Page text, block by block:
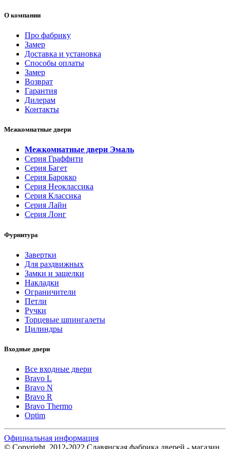
О компании
Про фабрику
Замер
Доставка и установка
Способы оплаты
Замер
Возврат
Гарантия
Дилерам
Контакты
Межкомнатные двери
Межкомнатные двери Эмаль
Серия Граффити
Серия Багет
Серия Барокко
Серия Неоклассика
Серия Классика
Серия Лайн
Серия Лонг
Фурнитура
Завертки
Для раздвижных
Замки и защелки
Накладки
Ограничители
Петли
Ручки
Торцевые шпингалеты
Цилиндры
Входные двери
Все входные двери
Bravo L
Bravo N
Bravo R
Bravo Thermo
Optim
Официальная информация